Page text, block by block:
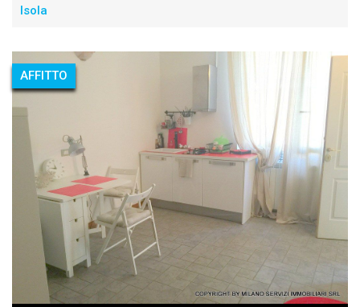
Isola
AFFITTO